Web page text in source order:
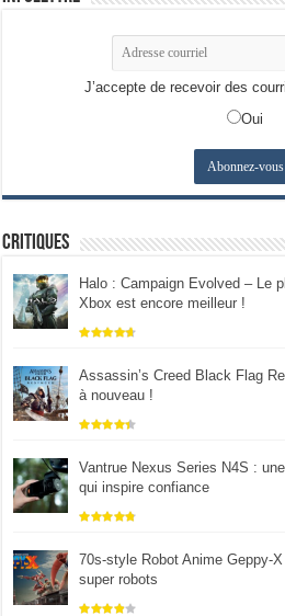
J’accepte de recevoir des
Oui
Critiques
Halo : Campaign Evolved – Le
Xbox est encore meilleur !
Assassin’s Creed Black Flag
à nouveau !
Vantrue Nexus Series N4S :
qui inspire confiance
70s-style Robot Anime Geppy-
super robots